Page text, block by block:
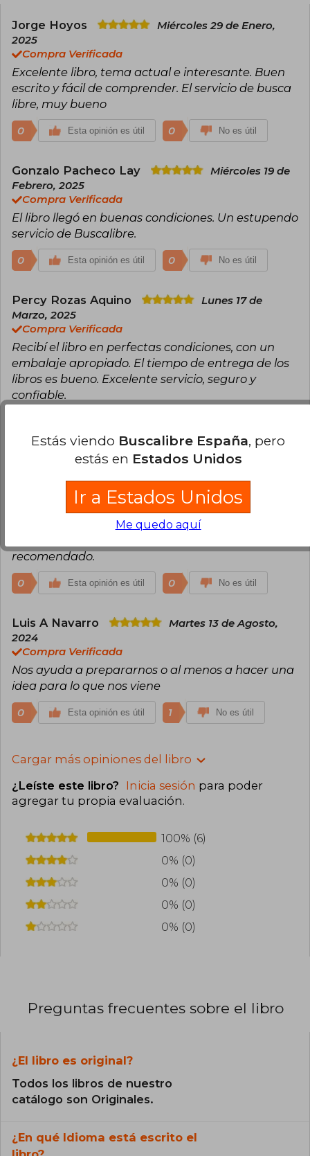
Vive en Palo Alto, California.
Jorge Hoyos
Miércoles 29 de Enero,
2025
Compra Verificada
Excelente libro, tema actual e interesante. Buen
escrito y fácil de comprender. El servicio de busca
libre, muy bueno
0 Esta opinión es útil 0 No es útil
Gonzalo Pacheco Lay
Miércoles 19 de
Febrero, 2025
Compra Verificada
El libro llegó en buenas condiciones. Un estupendo
servicio de Buscalibre.
0 Esta opinión es útil 0 No es útil
Percy Rozas Aquino
Lunes 17 de
Marzo, 2025
Compra Verificada
Recibí el libro en perfectas condiciones, con un
embalaje apropiado. El tiempo de entrega de los
libros es bueno. Excelente servicio, seguro y
confiable.
Percy Saul Rondan Chuzon
Compra Verificada
Excelente libro sobre el impacto de la IA en la
sociedad, y sus consecuencias a futuro si no es
recomendado.
0 Esta opinión es útil 0 No es útil
Luis A Navarro
Martes 13 de Agosto,
2024
Compra Verificada
Nos ayuda a prepararnos o al menos a hacer una
idea para lo que nos viene
0 Esta opinión es útil 1 No es útil
Cargar más opiniones del libro
¿Leíste este libro? Inicia sesión para poder
agregar tu propia evaluación.
100% (6)
0% (0)
0% (0)
0% (0)
0% (0)
Preguntas frecuentes sobre el libro
¿El libro es original?
Todos los libros de nuestro
catálogo son Originales.
¿En qué Idioma está escrito el
Estás viendo Buscalibre España, pero
estás en Estados Unidos
Ir a Estados Unidos
Me quedo aquí